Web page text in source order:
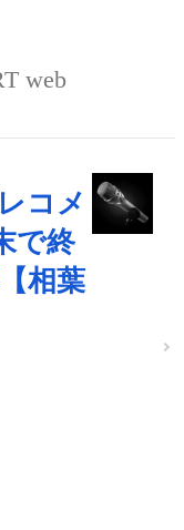
web
コメ
で終
相葉